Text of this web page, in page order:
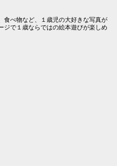
食べ物など、１歳児の大好きな写真が
ジで１歳ならではの絵本遊びが楽しめ